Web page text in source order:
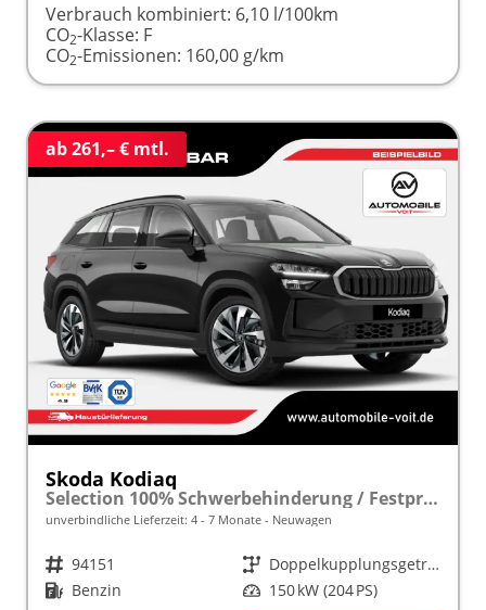
Verbrauch kombiniert: 6,10 l/100km
CO2-Klasse: F
CO2-Emissionen: 160,00 g/km
ab 261,– € mtl.
Skoda Kodiaq
Selection 100% Schwerbehinderung / Festpreisgarantie* Modelljahr 2.0 TSI 204 PS DSG 4x4 "Sonderangebot bei Schwerbehinderung" frei konfigurierbar!
unverbindliche Lieferzeit: 4 - 7 Monate Neuwagen
Fahrzeugnr. 94151 Getriebe
Doppelkupplungsgetriebe (DSG)
Kraftstoff Benzin Leistung 150 kW (204 PS)